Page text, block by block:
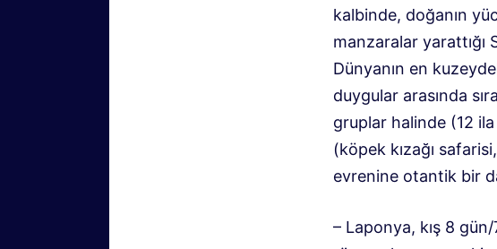
kalbinde, doğanın
manzaralar yarattığı
Dünyanın en
duygular arasında
gruplar halinde (12
(köpek kızağı
evrenine otantik bir
– Laponya, kış 8